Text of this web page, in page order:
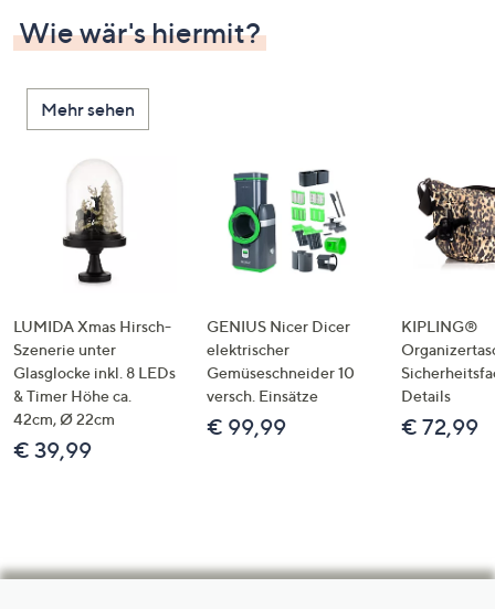
Wie wär's hiermit?
Mehr sehen
LUMIDA Xmas Hirsch-
Szenerie unter
Glasglocke inkl. 8 LEDs
& Timer Höhe ca.
42cm, Ø 22cm
€ 39,99
GENIUS Nicer Dicer
elektrischer
Gemüseschneider 10
versch. Einsätze
€ 99,99
KIPLING®
Details
€ 72,99